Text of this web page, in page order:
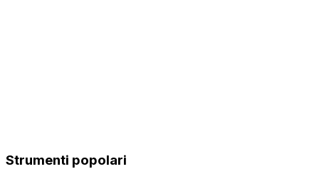
Strumenti popolari